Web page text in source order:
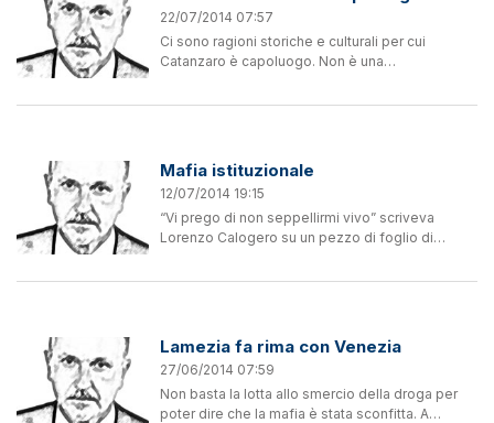
22/07/2014 07:57
Ci sono ragioni storiche e culturali per cui
Catanzaro è capoluogo. Non è una
Mafia istituzionale
12/07/2014 19:15
“Vi prego di non seppellirmi vivo” scriveva
Lorenzo Calogero su un pezzo di foglio di
Lamezia fa rima con Venezia
27/06/2014 07:59
Non basta la lotta allo smercio della droga per
poter dire che la mafia è stata sconfitta. A